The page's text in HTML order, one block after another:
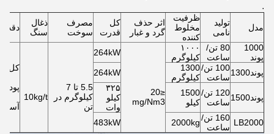
.
مدل
تولید
نامی
ظرفیت
مخلوط
کننده
اثر حذف
گرد و غبار
کل
قدرت
مصرف
سوخت
ذغال
سنگ
دقت
1000
پوند
80 تن/
ساعت
۱۰۰۰
کیلوگرم
≤20
mg/Nm3
264kW
5.5 تا 7
کیلوگرم در
تن
10kg/t
کل؛±5‰
پودر ±
پوند1300
100 تن/
ساعت
1300
کیلوگرم
264kW
پوند1500
120 تن/
ساعت
1500
کیلو
۳۲۵
کیلو
وات
LB2000
160 تن/
ساعت
2000kg
483kW